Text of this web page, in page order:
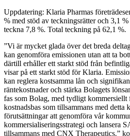
Uppdatering: Klaria Pharmas
% med stöd av teckningsrätter och 3,1
teckna 7,8 %. Total teckning på 62,1 %.
”Vi är mycket glada över det breda
kan genomföra emissionen utan att ta
därtill erhåller ett starkt stöd från
visar på ett starkt stöd för Klaria.
kan reglera kostsamma lån och
räntekostnader och stärka Bolagets
fas som Bolag, med tydligt kommersiellt
kostnadsbas som tillsammans med detta
förutsättningar att genomföra vår
kommersialiseringsstrategi och lansera
tillsammans med CNX Therapeutics.”